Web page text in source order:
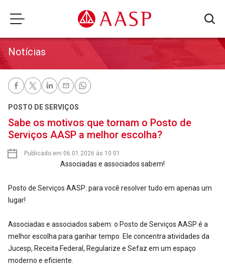
Notícias
POSTO DE SERVIÇOS
Sabe os motivos que tornam o Posto de
Serviços AASP a melhor escolha?
Publicado em 06.01.2026 às 10:01
Associadas e associados sabem!
Posto de Serviços AASP: para você resolver tudo em apenas um
lugar!
Associadas e associados sabem: o Posto de Serviços AASP é a
melhor escolha para ganhar tempo. Ele concentra atividades da
Jucesp, Receita Federal, Regularize e Sefaz em um espaço
moderno e eficiente.